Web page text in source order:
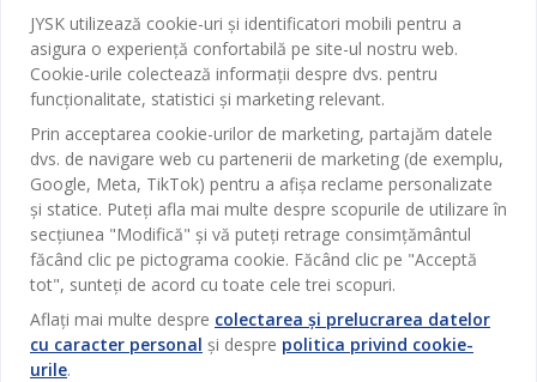
Baie
Birou
Sufragerie
Bucătărie
Depozitare
Perdele
Grădină
Pentru casă
Outlet
Contact Relații Clienți
Magazine și program
Broșură
Termeni si conditii vânzări online
Garantia prețului
Garanția Produselor
Politica de confidentialitate
Card cadou
JYSK
Despre JYSK
JYSK.com
Presă
Locuri de muncă
Inspirație
SEDIU CENTRAL
TAROL-DD S.R.L. str. Jubiliara, 41A mun. Chișinău, Republica
Moldova
JYSK BUSINESS TO BUSINESS
Vânzări și relații clienți persoane juridice
Telefon: 060 531 531
E-mail: jysk@jysk.md
JYSK RELAȚII CLIENȚI
Contact Relații Clienți
Telefon: 022 022 030
E-mail: support@jysk.md
Urmărește Jysk
JYSK utilizează cookie-uri și identificatori mobili pentru a
asigura o experiență confortabilă pe site-ul nostru web.
Cookie-urile colectează informații despre dvs. pentru
funcționalitate, statistici și marketing relevant.
Prin acceptarea cookie-urilor de marketing, partajăm datele
dvs. de navigare web cu partenerii de marketing (de exemplu,
Google, Meta, TikTok) pentru a afișa reclame personalizate
și statice. Puteți afla mai multe despre scopurile de utilizare în
secțiunea "Modifică" și vă puteți retrage consimțământul
făcând clic pe pictograma cookie. Făcând clic pe "Acceptă
tot", sunteți de acord cu toate cele trei scopuri.
Aflați mai multe despre colectarea și prelucrarea datelor
cu caracter personal și despre politica privind cookie-
urile.